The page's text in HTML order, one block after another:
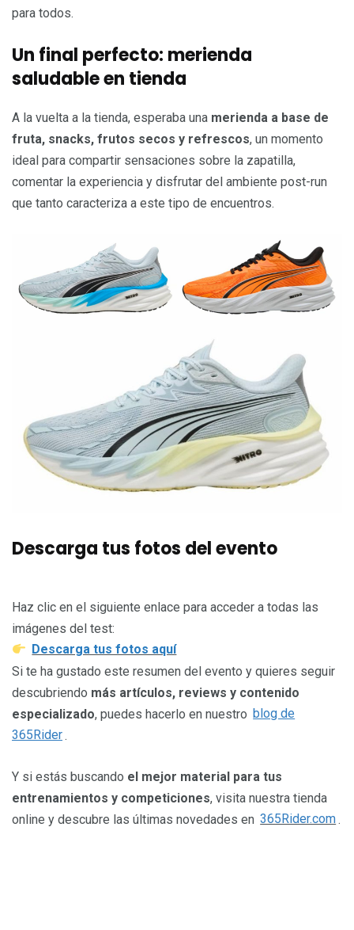
para todos.
Un final perfecto: merienda
saludable en tienda
A la vuelta a la tienda, esperaba una merienda a base de
fruta, snacks, frutos secos y refrescos, un momento
ideal para compartir sensaciones sobre la zapatilla,
comentar la experiencia y disfrutar del ambiente post-run
que tanto caracteriza a este tipo de encuentros.
Descarga tus fotos del evento
Haz clic en el siguiente enlace para acceder a todas las
imágenes del test:
Descarga tus fotos aquí
Si te ha gustado este resumen del evento y quieres seguir
descubriendo más artículos, reviews y contenido
especializado, puedes hacerlo en nuestro blog de
365Rider .
Y si estás buscando el mejor material para tus
entrenamientos y competiciones, visita nuestra tienda
online y descubre las últimas novedades en 365Rider.com .